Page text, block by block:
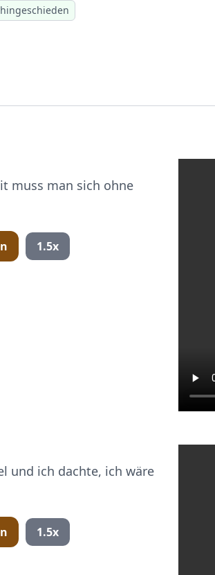
muss man sich ohne
1.5x
und ich dachte, ich wäre
1.5x